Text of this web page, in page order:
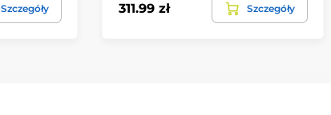
Szczegóły 311.99 zł Szczegóły